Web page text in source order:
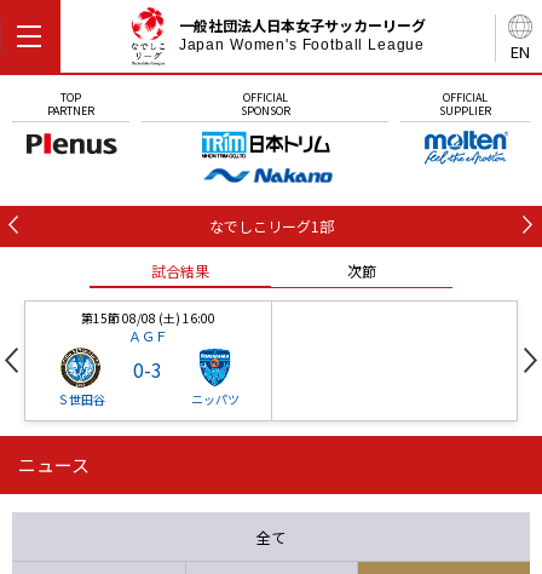
EN
一般社団法人日本女子サッカーリーグ
Japan Women's Football League
TOP
PARTNER
OFFICIAL
SPONSOR
OFFICIAL
SUPPLIER
なでしこリーグ1部
試合結果 次節
第15節 08/08 (土) 16:00
ＡＧＦ
Ｓ世田谷
0-3
ニッパツ
第16節 09/05 (土) 15:00
ニッパツ 石人の星
ニュース
全て